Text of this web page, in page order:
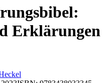
Erklärungen